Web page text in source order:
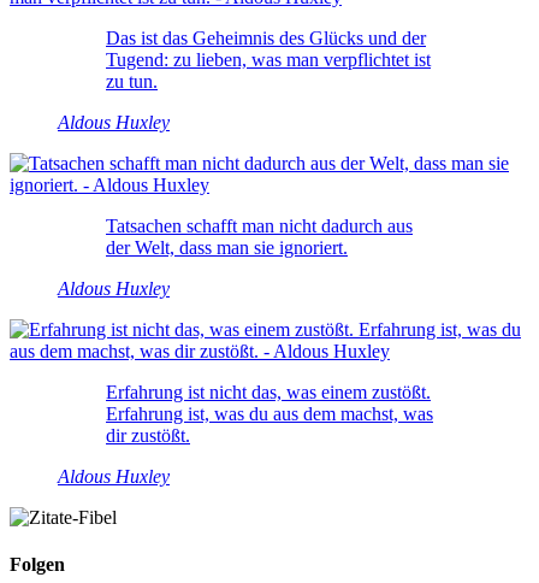
Das ist das Geheimnis des Glücks und der
Tugend: zu lieben, was man verpflichtet ist
zu tun.
Aldous Huxley
Tatsachen schafft man nicht dadurch aus
der Welt, dass man sie ignoriert.
Aldous Huxley
Erfahrung ist nicht das, was einem zustößt.
Erfahrung ist, was du aus dem machst, was
dir zustößt.
Aldous Huxley
Folgen